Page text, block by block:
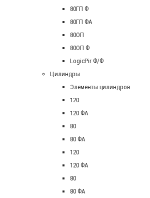
80ГП Ф
80ГП ФА
80ОП
80ОП Ф
LogicPir Ф/Ф
Цилиндры
Элементы цилиндров
120
120 ФА
80
80 ФА
120
120 ФА
80
80 ФА